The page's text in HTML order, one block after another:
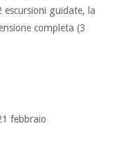
guidate, la
completa (3
febbraio